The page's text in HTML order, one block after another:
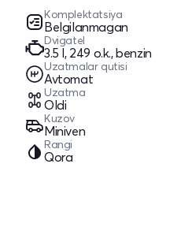
Komplektatsiya
Belgilanmagan
Dvigatel
3.5 l, 249 o.k., benzin
Uzatmalar qutisi
Avtomat
Uzatma
Oldi
Kuzov
Miniven
Rangi
Qora